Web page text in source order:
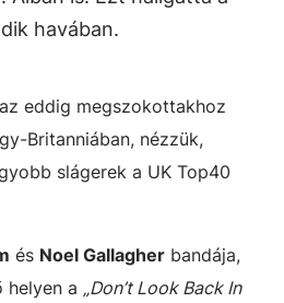
havában.
eddig megszokottakhoz
Britanniában, nézzük,
slágerek a UK Top40
és Noel Gallagher bandája,
helyen a „Don’t Look Back In